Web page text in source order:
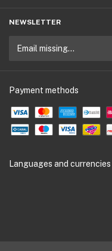
NEWSLETTER
Payment methods
Languages and currencies